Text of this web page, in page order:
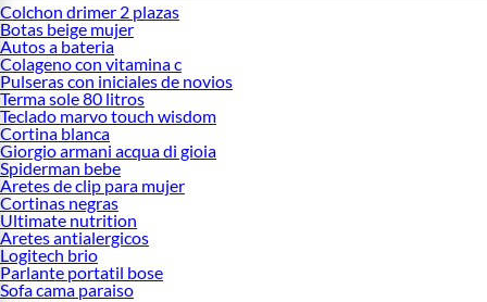
Colchon drimer 2 plazas
Botas beige mujer
Autos a bateria
Colageno con vitamina c
Pulseras con iniciales de novios
Terma sole 80 litros
Teclado marvo touch wisdom
Cortina blanca
Giorgio armani acqua di gioia
Spiderman bebe
Aretes de clip para mujer
Cortinas negras
Ultimate nutrition
Aretes antialergicos
Logitech brio
Parlante portatil bose
Sofa cama paraiso